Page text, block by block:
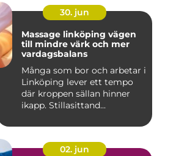
30. jun
Massage linköping vägen
till mindre värk och mer
vardagsbalans
Många som bor och arbetar i
Linköping lever ett tempo
där kroppen sällan hinner
ikapp. Stillasittand...
02. jun